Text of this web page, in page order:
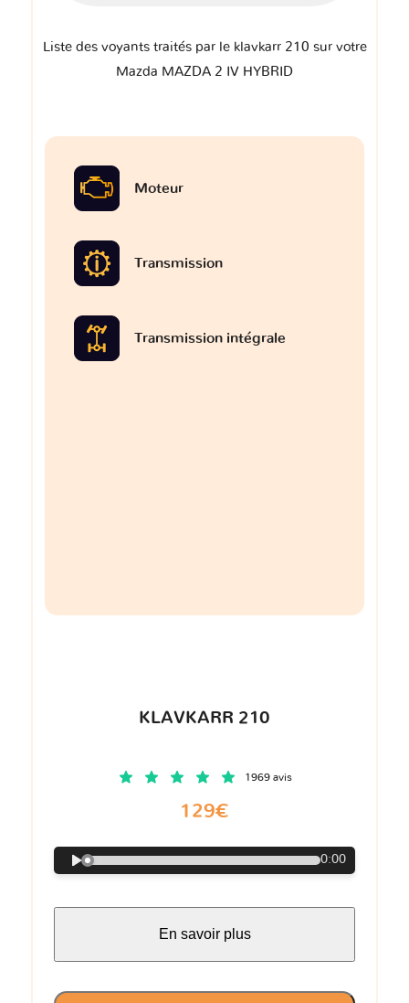
Liste des voyants traités par le klavkarr 210 sur votre
Mazda MAZDA 2 IV HYBRID
Moteur
Transmission
Transmission intégrale
KLAVKARR 210
1969 avis
129€
0:00
En savoir plus